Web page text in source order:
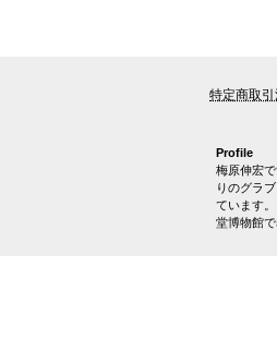
特定商取
Profile
梅原伸宏
りのグラ
ています
堂博物館で